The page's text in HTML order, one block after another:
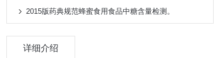
2015版药典规范蜂蜜食用食品中糖含量检测。
详细介绍